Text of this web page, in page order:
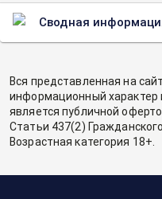
Сводная
Вся представленная на
информационный характер
является публичной
Статьи 437(2)
Возрастная категория 18+.